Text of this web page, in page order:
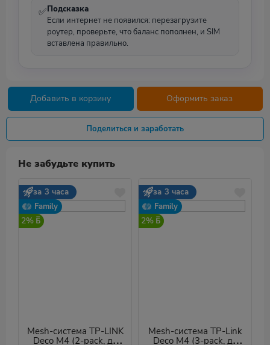
Подсказка
Если интернет не появился: перезагрузите
роутер, проверьте, что баланс пополнен, и SIM
вставлена правильно.
Добавить в корзину Оформить заказ
Поделиться и заработать
Не забудьте купить
за 3 часа
Family
2%
Mesh-система TP-LINK
Deco M4 (2-pack, до
за 3 часа
Family
2%
Mesh-система TP-Link
Deco M4 (3-pack, до